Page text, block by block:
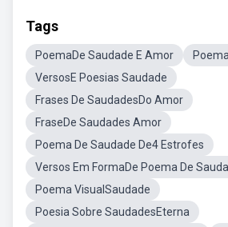
Tags
PoemaDe Saudade E Amor
VersosE Poesias Saudade
Frases De SaudadesDo Amor
FraseDe Saudades Amor
Poema De Saudade De4 Estrofes
Versos Em FormaDe Poema De
Poema VisualSaudade
Poesia Sobre SaudadesEterna